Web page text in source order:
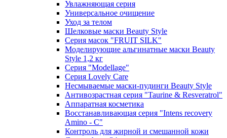
Увлажняющая серия
Универсальное очищение
Уход за телом
Шелковые маски Beauty Style
Серия масок "FRUIT SILK"
Моделирующие альгинатные маски Beauty
Style 1,2 кг
Серия "Modellage"
Cерия Lovely Care
Несмываемые маски-пудинги Beauty Style
Антивозрастная серия "Taurine & Resveratrol"
Аппаратная косметика
Восстанавливающая серия "Intens recovery
Amino - C"
Контроль для жирной и смешанной кожи